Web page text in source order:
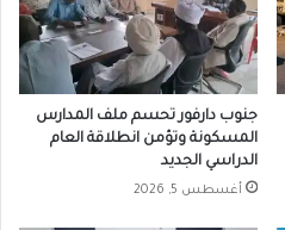
جنوب دارفور تحسم ملف المدارس
المسكونة وتؤمن انطلاقة العام
الدراسي الجديد
أغسطس 5, 2026